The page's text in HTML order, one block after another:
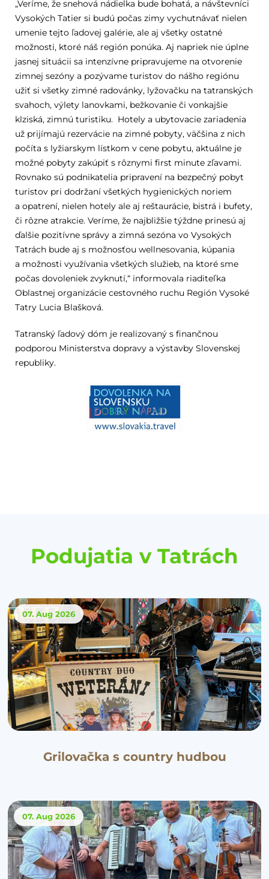
„Veríme, že snehová nádielka bude bohatá, a návštevníci
Vysokých Tatier si budú počas zimy vychutnávať nielen
umenie tejto ľadovej galérie, ale aj všetky ostatné
možnosti, ktoré náš región ponúka. Aj napriek nie úplne
jasnej situácii sa intenzívne pripravujeme na otvorenie
zimnej sezóny a pozývame turistov do nášho regiónu
užiť si všetky zimné radovánky, lyžovačku na tatranských
svahoch, výlety lanovkami, bežkovanie či vonkajšie
klziská, zimnú turistiku. Hotely a ubytovacie zariadenia
už prijímajú rezervácie na zimné pobyty, väčšina z nich
počíta s lyžiarskym lístkom v cene pobytu, aktuálne je
možné pobyty zakúpiť s rôznymi first minute zľavami.
Rovnako sú podnikatelia pripravení na bezpečný pobyt
turistov pri dodržaní všetkých hygienických noriem
a opatrení, nielen hotely ale aj reštaurácie, bistrá i bufety,
či rôzne atrakcie. Veríme, že najbližšie týždne prinesú aj
ďalšie pozitívne správy a zimná sezóna vo Vysokých
Tatrách bude aj s možnosťou wellnesovania, kúpania
a možnosti využívania všetkých služieb, na ktoré sme
počas dovoleniek zvyknutí,“ informovala riaditeľka
Oblastnej organizácie cestovného ruchu Región Vysoké
Tatry Lucia Blašková.
Tatranský ľadový dóm je realizovaný s finančnou
podporou Ministerstva dopravy a výstavby Slovenskej
republiky.
Podujatia v Tatrách
07. Aug 2026
Grilovačka s country hudbou
07. Aug 2026